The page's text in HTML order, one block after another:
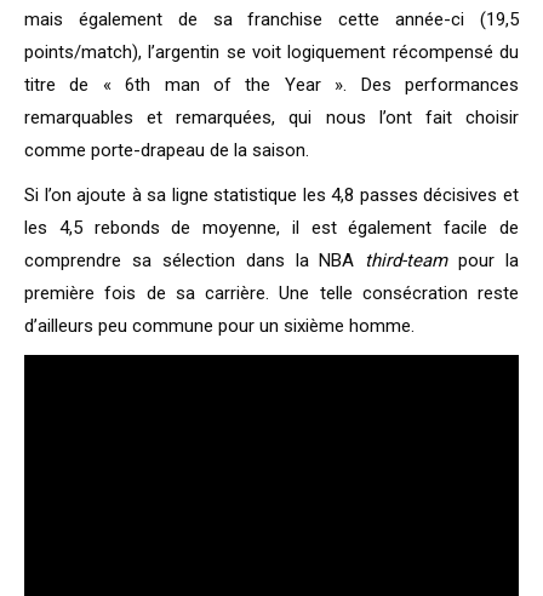
mais également de sa franchise cette année-ci (19,5
points/match), l’argentin se voit logiquement récompensé du
titre de « 6th man of the Year ». Des performances
remarquables et remarquées, qui nous l’ont fait choisir
comme porte-drapeau de la saison.
Si l’on ajoute à sa ligne statistique les 4,8 passes décisives et
les 4,5 rebonds de moyenne, il est également facile de
comprendre sa sélection dans la NBA third-teampour la
première fois de sa carrière. Une telle consécration reste
d’ailleurs peu commune pour un sixième homme.